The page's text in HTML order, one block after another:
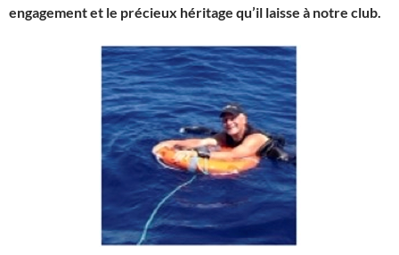
engagement et le précieux héritage qu’il laisse à notre club.